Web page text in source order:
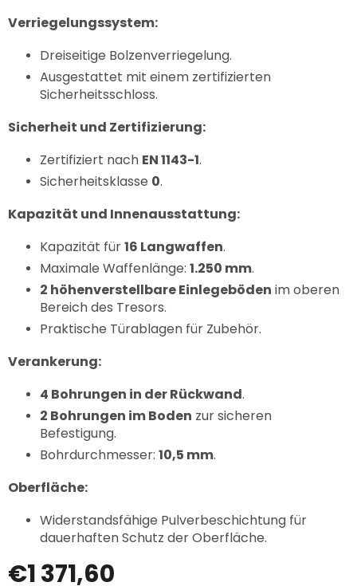
€1 371,60
Verriegelungssystem:
Dreiseitige Bolzenverriegelung.
Ausgestattet mit einem zertifizierten
Sicherheitsschloss.
Sicherheit und Zertifizierung:
Zertifiziert nach EN 1143-1.
Sicherheitsklasse 0.
Kapazität und Innenausstattung:
Kapazität für16 Langwaffen.
Maximale Waffenlänge: 1.250 mm.
2 höhenverstellbare Einlegeböden im oberen
Bereich des Tresors.
Praktische Türablagen für Zubehör.
Verankerung:
4 Bohrungen in der Rückwand.
2 Bohrungen im Boden zur sicheren
Befestigung.
Bohrdurchmesser: 10,5 mm.
Oberfläche:
Widerstandsfähige Pulverbeschichtung für
dauerhaften Schutz der Oberfläche.